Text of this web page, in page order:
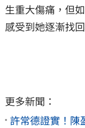
生重大傷痛，但
感受到她逐漸找
更多新聞：
許常德證實！陳